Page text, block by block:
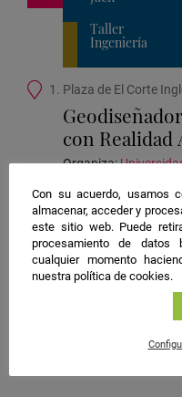
Taller
Ingeniería
Ubicación
actividad
1. Plaza de El Corte
con Realidad
Organiza:
Con su acuerdo, usamos
almacenar, acceder y
este sitio web. Puede
procesamiento de datos
cualquier momento
nuestra política de cookies.